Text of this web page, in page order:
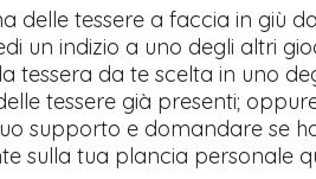
delle tessere a faccia in giù
un indizio a uno degli altri
tessera da te scelta in uno
tessere già presenti;
supporto e domandare se
sulla tua plancia personale